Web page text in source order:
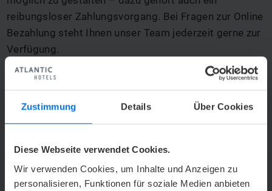
Zustimmung Details Über Cookies
Diese Webseite verwendet Cookies.
Wir verwenden Cookies, um Inhalte und Anzeigen zu
personalisieren, Funktionen für soziale Medien anbieten
reibungsloser Zahlungsvorgang. Bei Fragen zur Online
Bezahlung steht Ihnen unser Team jederzeit gerne zur
Verfügung.
Wir wünschen Ihnen einen angenehmen Aufenthalt.
Header: © geralt – Pixabay